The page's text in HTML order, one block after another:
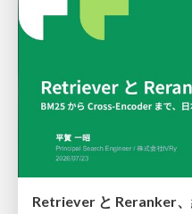
Retriever と Reranker